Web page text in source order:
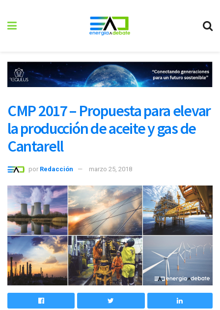
CMP 2017 – Propuesta para elevar
la producción de aceite y gas de
Cantarell
por Redacción marzo 25, 2018